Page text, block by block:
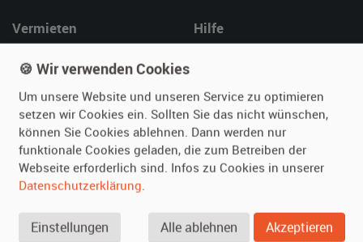
Vermieten
Fotos senden
Fragen für Vermieter
Inserat verwalten
Hilfe
Kontakt
SPECIAL
Berühmte Filmautos –
🍪 Wir verwenden Cookies
Um unsere Website und unseren Service zu optimieren
setzen wir Cookies ein. Sollten Sie das nicht wünschen,
können Sie Cookies ablehnen. Dann werden nur
funktionale Cookies geladen, die zum Betreiben der
Webseite erforderlich sind. Infos zu Cookies in unserer
Datenschutzerklärung.
Einstellungen Alle ablehnen Akzeptieren